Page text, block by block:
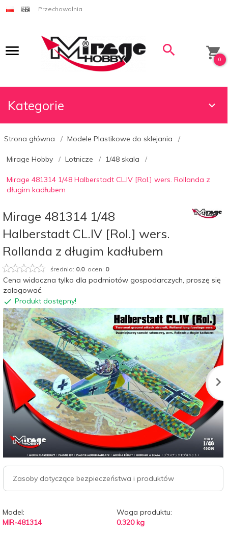
Przechowalnia
0
Kategorie
Strona główna Modele Plastikowe do sklejania
Mirage Hobby Lotnicze 1/48 skala
Mirage 481314 1/48 Halberstadt CL.IV [Rol.] wers. Rollanda z
długim kadłubem
Mirage 481314 1/48
Halberstadt CL.IV [Rol.] wers.
Rollanda z długim kadłubem
średnia: 0.0ocen: 0
Cena widoczna tylko dla podmiotów gospodarczych, proszę się
zalogować.
Produkt dostępny!
Zasoby dotyczące bezpieczeństwa i produktów
Model:
MIR-481314
Waga produktu:
0.320 kg